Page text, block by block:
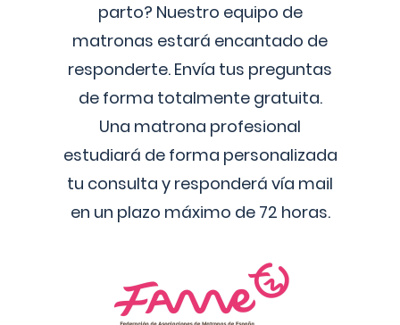
parto? Nuestro equipo de
matronas estará encantado de
responderte. Envía tus preguntas
de forma totalmente gratuita.
Una matrona profesional
estudiará de forma personalizada
tu consulta y responderá vía mail
en un plazo máximo de 72 horas.